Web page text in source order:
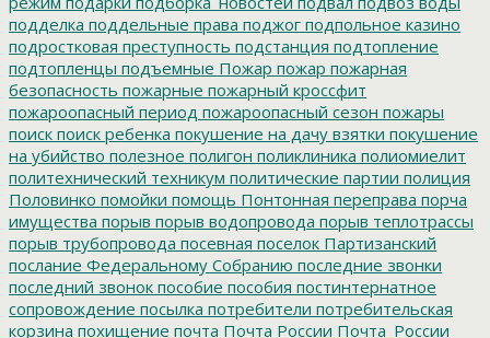
подделка поддельные права поджог подпольное казино
подростковая преступность подстанция подтопление
подтопленцы подъемные Пожар пожар пожарная
безопасность пожарные пожарный кроссфит
пожароопасный период пожароопасный сезон пожары
поиск поиск ребенка покушение на дачу взятки покушение
на убийство полезное полигон поликлиника полиомиелит
политехнический техникум политические партии полиция
Половинко помойки помощь Понтонная переправа порча
имущества порыв порыв водопровода порыв теплотрассы
порыв трубопровода посевная поселок Партизанский
послание Федеральному Собранию последние звонки
последний звонок пособие пособия постинтернатное
сопровождение посылка потребители потребительская
корзина похищение почта Почта России Почта_России